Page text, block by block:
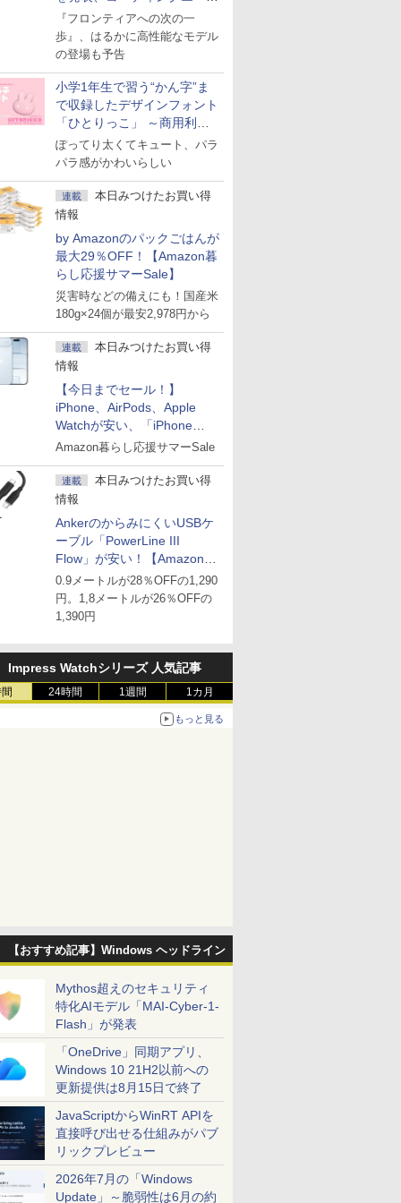
ェント「Muse Code」も
『フロンティアへの次の一
歩』、はるかに高性能なモデル
の登場も予告
小学1年生で習う“かん字”ま
で収録したデザインフォント
「ひとりっこ」 ～商用利用
OK
ぽってり太くてキュート、パラ
パラ感がかわいらしい
連載
本日みつけたお買い得
情報
by Amazonのパックごはんが
最大29％OFF！【Amazon暮
らし応援サマーSale】
災害時などの備えにも！国産米
180g×24個が最安2,978円から
連載
本日みつけたお買い得
情報
【今日までセール！】
iPhone、AirPods、Apple
Watchが安い、「iPhone
Air」256GB版が139,800円な
Amazon暮らし応援サマーSale
連載
本日みつけたお買い得
情報
AnkerのからみにくいUSBケ
ーブル「PowerLine III
Flow」が安い！【Amazon暮
らし応援サマーSale】
0.9メートルが28％OFFの1,290
円。1,8メートルが26％OFFの
1,390円
Impress Watchシリーズ 人気記事
24時間 1週間 1カ月
もっと見る
【おすすめ記事】Windows ヘッドライン
Mythos超えのセキュリティ
特化AIモデル「MAI-Cyber-1-
Flash」が発表
「OneDrive」同期アプリ、
Windows 10 21H2以前への
更新提供は8月15日で終了
JavaScriptからWinRT APIを
直接呼び出せる仕組みがパブ
リックプレビュー
2026年7月の「Windows
Update」～脆弱性は6月の約